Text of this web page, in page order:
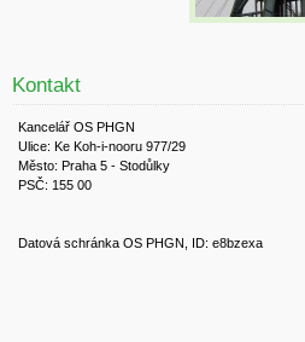
Kontakt
Kancelář OS PHGN
Ulice: Ke Koh-i-nooru 977/29
Město: Praha 5 - Stodůlky
PSČ: 155 00
Datová schránka OS PHGN, ID: e8bzexa